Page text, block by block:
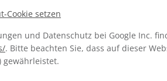
Cookie setzen
und Datenschutz bei Google Inc.
. Bitte beachten Sie, dass auf dieser
gewährleistet.